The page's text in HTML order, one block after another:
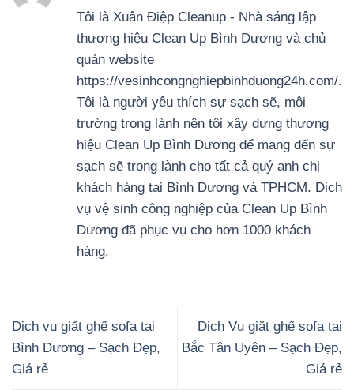
Tôi là Xuân Điệp Cleanup - Nhà sáng lập
thương hiệu Clean Up Bình Dương và chủ
quản website
https://vesinhcongnghiepbinhduong24h.com/.
Tôi là người yêu thích sự sạch sẽ, môi
trường trong lành nên tôi xây dựng thương
hiệu Clean Up Bình Dương để mang đến sự
sạch sẽ trong lành cho tất cả quý anh chị
khách hàng tại Bình Dương và TPHCM. Dịch
vụ vệ sinh công nghiệp của Clean Up Bình
Dương đã phục vụ cho hơn 1000 khách
hàng.
Dịch vụ giặt ghế sofa tại
Bình Dương – Sạch Đẹp,
Giá rẻ
Dịch Vụ giặt ghế sofa tại
Bắc Tân Uyên – Sạch Đẹp,
Giá rẻ